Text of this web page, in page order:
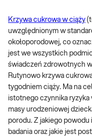
Krzywa cukrowa w ciąży
uwzględnionym w
okołoporodowej, co
jest we wszystkich
świadczeń zdrowotnych
Rutynowo krzywa
tygodniem ciąży. Ma na
istotnego czynnika
masy urodzeniowej
porodu. Z jakiego
badania oraz jakie jest